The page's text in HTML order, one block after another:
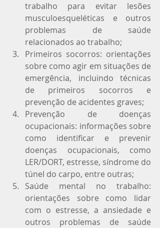
trabalho para evitar lesões
musculoesqueléticas e outros
problemas de saúde
relacionados ao trabalho;
Primeiros socorros: orientações
sobre como agir em situações de
emergência, incluindo técnicas
de primeiros socorros e
prevenção de acidentes graves;
Prevenção de doenças
ocupacionais: informações sobre
como identificar e prevenir
doenças ocupacionais, como
LER/DORT, estresse, síndrome do
túnel do carpo, entre outras;
Saúde mental no trabalho:
orientações sobre como lidar
com o estresse, a ansiedade e
outros problemas de saúde